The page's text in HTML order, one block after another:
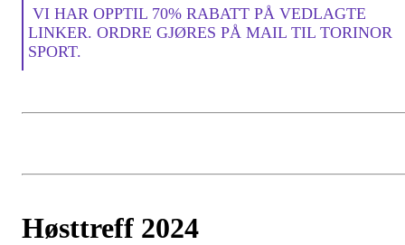
VI HAR OPPTIL 70% RABATT PÅ VEDLAGTE
LINKER. ORDRE GJØRES PÅ MAIL TIL TORINOR
SPORT.
Høsttreff 2024